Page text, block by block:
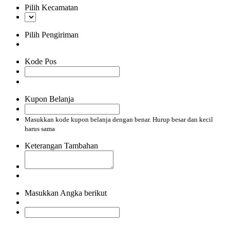
Pilih Kecamatan
Pilih Pengiriman
Kode Pos
Kupon Belanja
Masukkan kode kupon belanja dengan benar. Hurup besar dan kecil
harus sama
Keterangan Tambahan
Masukkan Angka berikut